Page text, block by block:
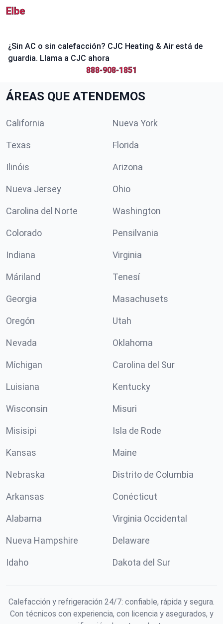
Elbe
¿Sin AC o sin calefacción? CJC Heating & Air está de
guardia. Llama a CJC ahora
888-908-1851
ÁREAS QUE ATENDEMOS
California Nueva York
Texas Florida
Ilinóis Arizona
Nueva Jersey Ohio
Carolina del Norte Washington
Colorado Pensilvania
Indiana Virginia
Máriland Tenesí
Georgia Masachusets
Oregón Utah
Nevada Oklahoma
Míchigan Carolina del Sur
Luisiana Kentucky
Wisconsin Misuri
Misisipi Isla de Rode
Kansas Maine
Nebraska Distrito de Columbia
Arkansas Conécticut
Alabama Virginia Occidental
Nueva Hampshire Delaware
Idaho Dakota del Sur
Calefacción y refrigeración 24/7: confiable, rápida y segura.
Con técnicos con experiencia, con licencia y asegurados, y